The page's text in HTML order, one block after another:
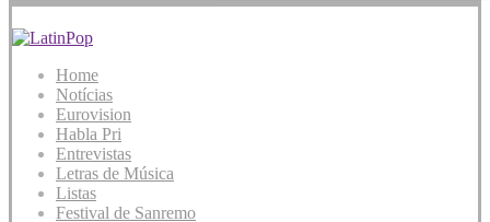
Home
Notícias
Eurovision
Habla Pri
Entrevistas
Letras de Música
Listas
Festival de Sanremo